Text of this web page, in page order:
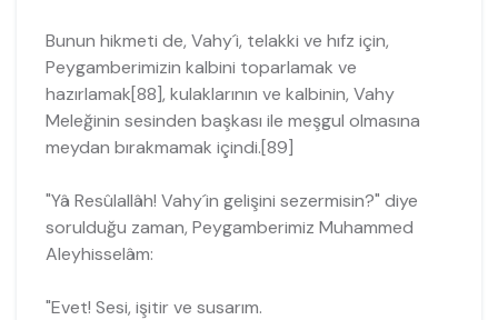
Bunun hikmeti de, Vahy´i, telakki ve hıfz için,
Peygamberimizin kalbini topar­lamak ve
hazırlamak[88], kulaklarının ve kalbinin, Vahy
Meleğinin sesinden baş­kası ile meşgul olmasına
meydan bırakmamak içindi.[89]
"Yâ Resûlallâh! Vahy´in gelişini sezermisin?" diye
sorulduğu zaman, Peygamberimiz Muhammed
Aleyhisselâm:
"Evet! Sesi, işitir ve susarım.